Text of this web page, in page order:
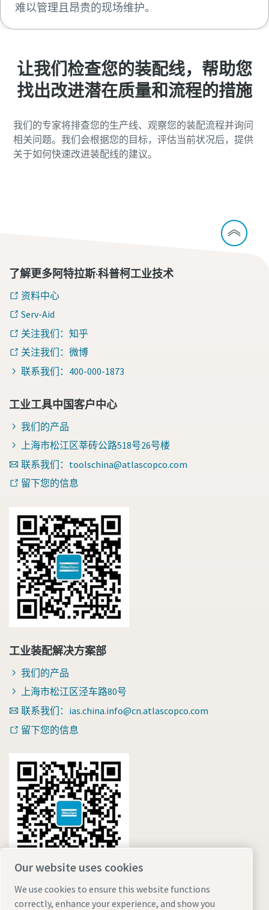
难以管理且昂贵的现场维护。
让我们检查您的装配线，帮助您
找出改进潜在质量和流程的措施
我们的专家将排查您的生产线、观察您的装配流程并询问
相关问题。我们会根据您的目标，评估当前状况后，提供
关于如何快速改进装配线的建议。
了解更多阿特拉斯·科普柯工业技术
资料中心
Serv-Aid
关注我们：知乎
关注我们：微博
联系我们：400-000-1873
工业工具中国客户中心
我们的产品
上海市松江区莘砖公路518号26号楼
联系我们：toolschina@atlascopco.com
留下您的信息
工业装配解决方案部
我们的产品
上海市松江区泾车路80号
联系我们：ias.china.info@cn.atlascopco.com
留下您的信息
Our website uses cookies
We use cookies to ensure this website functions
correctly, enhance your experience, and show you